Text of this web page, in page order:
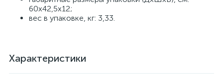
60х42,5х12;
вес в упаковке, кг: 3,33.
Характеристики